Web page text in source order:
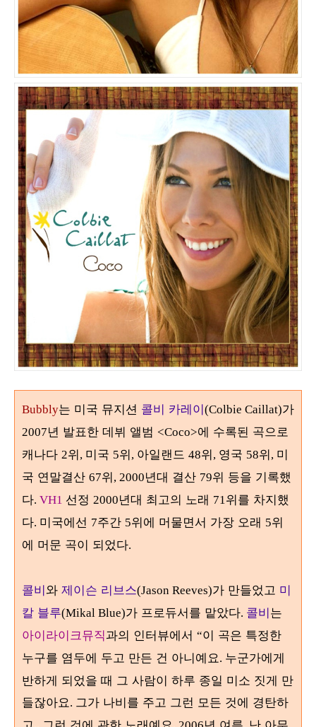
Bubbly는 미국 뮤지션 콜비 카레이(Colbie Caillat)가
2007년 발표한 데뷔 앨범 <Coco>에 수록된 곡으로
캐나다 2위, 미국 5위, 아일랜드 48위, 영국 58위, 미
국 연말결산 67위, 2000년대 결산 79위 등을 기록했
다. VH1 선정 2000년대 최고의 노래 71위를 차지했
다. 미국에선 7주간 5위에 머물면서 가장 오래 5위
에 머문 곡이 되었다.
콜비와 제이슨 리브스(Jason Reeves)가 만들었고 미
칼 블루(Mikal Blue)가 프로듀서를 맡았다. 콜비는
아이라이크뮤직과의 인터뷰에서 “이 곡은 특정한
누구를 염두에 두고 만든 건 아니예요. 누군가에게
반하게 되었을 때 그 사람이 하루 종일 미소 짓게 만
들잖아요. 그가 나비를 주고 그런 모든 것에 경탄하